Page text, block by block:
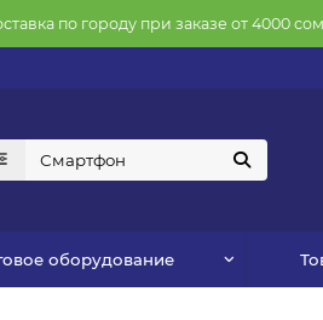
по городу при заказе от 4000
оборудование